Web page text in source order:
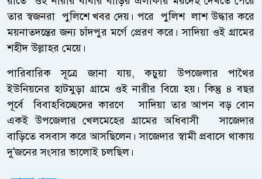
তার স্বজনরা পুলিশে খবর দেয়। পরে পুলিশ লাশ উদ্ধার করে
ময়নাতদন্তের জন্য চাঁদপুর মর্গে প্রেরণ করে। সাদিয়া ওই গ্রামের
শহীদ উল্লাহর মেয়ে।
পারিবারিক সূত্রে জানা যায়, কচুয়া উপজেলার পাথৈর
ইউনিয়নের হাটমুড়া গ্রামে ওই নারীর বিয়ে হয়। কিন্তু ৪ বছর
পূর্বে বিবাহবিচ্ছেদের কারণে সাদিয়া তার আপন বড় বোন
একই উপজেলার খেলমেহের গ্রামের অধিবাসী সাজেদার
বাড়িতে বসবাস করে আসছিলেন। সাজেদার স্বামী প্রবাসে থাকায়
দু'জনের সংসার ভালোই চলছিল।